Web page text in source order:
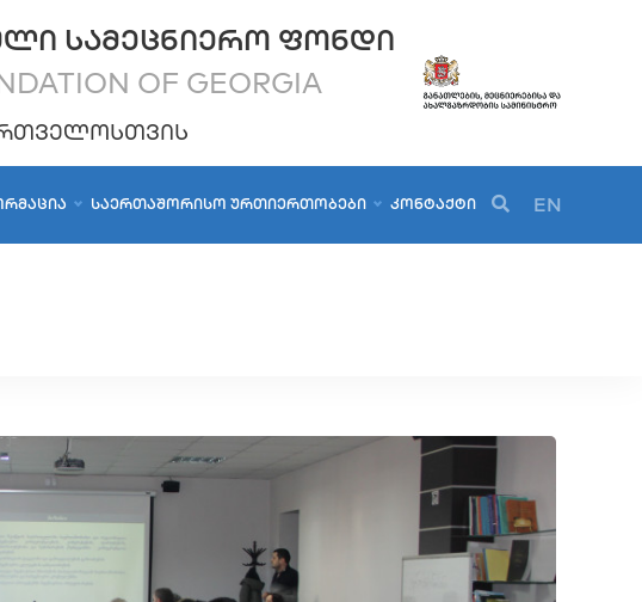
ᲡᲐᲛᲔᲪᲜᲘᲔᲠᲝ ᲤᲝᲜᲓᲘ
OF GEORGIA
ᲡᲐᲔᲠᲗᲐᲨᲝᲠᲘᲡᲝ ᲣᲠᲗᲘᲔᲠᲗᲝᲑᲔᲑᲘ ᲙᲝᲜᲢᲐᲥᲢᲘ EN